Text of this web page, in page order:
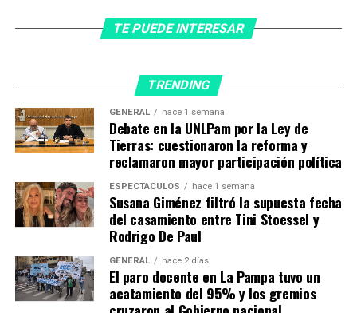
871.05.
en Miami y cuándo podrían quedar en libertad. (Foto:
Instagram / patoperrottaa)
Aunque el concepto es amplio, hay un inciso que es muy
claro con respecto a lo que habrían hecho los
argentinos y que está prohibido como es “entrar o
permanecer deliberadamente enun área restringida
durante un evento cubierto sin estar autorizado,
tener licencia o haber sido invitado a entrar o
Esta infracción de losyoutubers tiene penas muy
diversasque van desdeuna multa hasta los cinco
TE PUEDE INTERESAR
TRENDING
GENERAL hace 1 semana
Debate en la UNLPam por la Ley de
Tierras: cuestionaron la reforma y
reclamaron mayor participación política
ESPECTÁCULOS hace 1 semana
Susana Giménez filtró la supuesta fecha
del casamiento entre Tini Stoessel y
Rodrigo De Paul
GENERAL hace 2 días
El paro docente en La Pampa tuvo un
acatamiento del 95% y los gremios